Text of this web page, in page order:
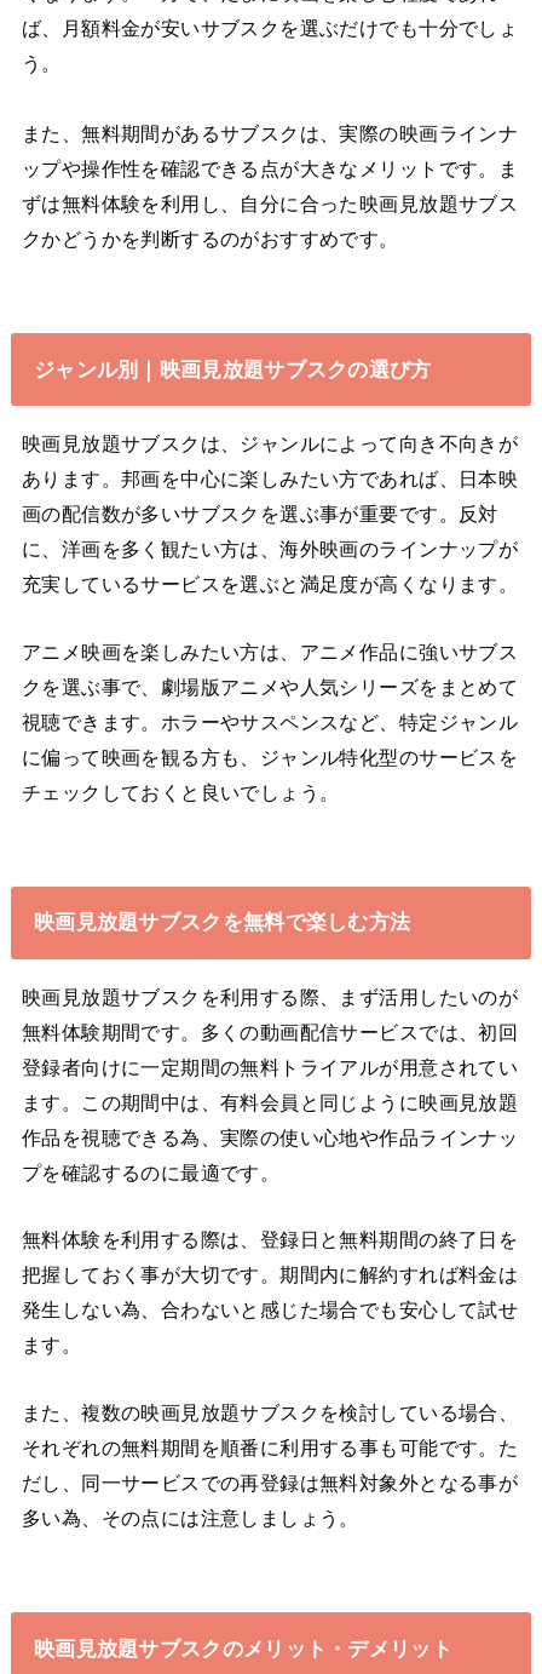
ば、月額料金が安いサブスクを選ぶだけでも十分でしょ
う。
また、無料期間があるサブスクは、実際の映画ラインナ
ップや操作性を確認できる点が大きなメリットです。ま
ずは無料体験を利用し、自分に合った映画見放題サブス
クかどうかを判断するのがおすすめです。
ジャンル別｜映画見放題サブスクの選び方
映画見放題サブスクは、ジャンルによって向き不向きが
あります。邦画を中心に楽しみたい方であれば、日本映
画の配信数が多いサブスクを選ぶ事が重要です。反対
に、洋画を多く観たい方は、海外映画のラインナップが
充実しているサービスを選ぶと満足度が高くなります。
アニメ映画を楽しみたい方は、アニメ作品に強いサブス
クを選ぶ事で、劇場版アニメや人気シリーズをまとめて
視聴できます。ホラーやサスペンスなど、特定ジャンル
に偏って映画を観る方も、ジャンル特化型のサービスを
チェックしておくと良いでしょう。
映画見放題サブスクを無料で楽しむ方法
映画見放題サブスクを利用する際、まず活用したいのが
無料体験期間です。多くの動画配信サービスでは、初回
登録者向けに一定期間の無料トライアルが用意されてい
ます。この期間中は、有料会員と同じように映画見放題
作品を視聴できる為、実際の使い心地や作品ラインナッ
プを確認するのに最適です。
無料体験を利用する際は、登録日と無料期間の終了日を
把握しておく事が大切です。期間内に解約すれば料金は
発生しない為、合わないと感じた場合でも安心して試せ
ます。
また、複数の映画見放題サブスクを検討している場合、
それぞれの無料期間を順番に利用する事も可能です。た
だし、同一サービスでの再登録は無料対象外となる事が
多い為、その点には注意しましょう。
映画見放題サブスクのメリット・デメリット